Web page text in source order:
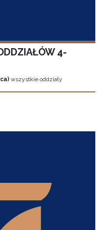
4-
wszystkie oddziały